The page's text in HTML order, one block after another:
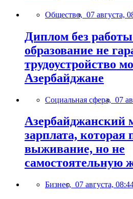
Общество, 07 августа,
Диплом без
образование не
трудоустройство
Азербайджане
Социальная сфера, 07
Азербайджанский
зарплата, которая
выживание, но не
самостоятельную
Бизнес, 07 августа,